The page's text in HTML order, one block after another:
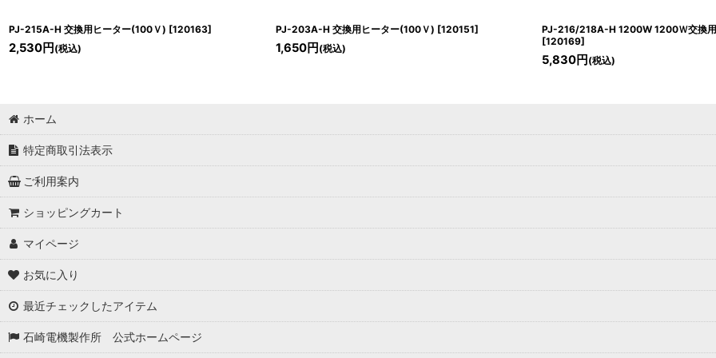
PJ-215A-H 交換用ヒーター(100Ｖ) [120163]
2,530円 (税込)
PJ-203A-H 交換用ヒーター(100Ｖ) [120151]
1,650円 (税込)
PJ-216/218A-H 1200W 1200Ｗ交換
[120169]
5,830円 (税込)
ホーム
特定商取引法表示
ご利用案内
ショッピングカート
マイページ
お気に入り
最近チェックしたアイテム
石崎電機製作所 公式ホームページ